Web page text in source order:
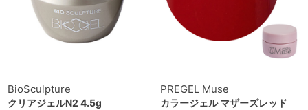
BioSculpture
クリアジェルN2 4.5g
PREGEL Muse
カラージェル マザーズレッド